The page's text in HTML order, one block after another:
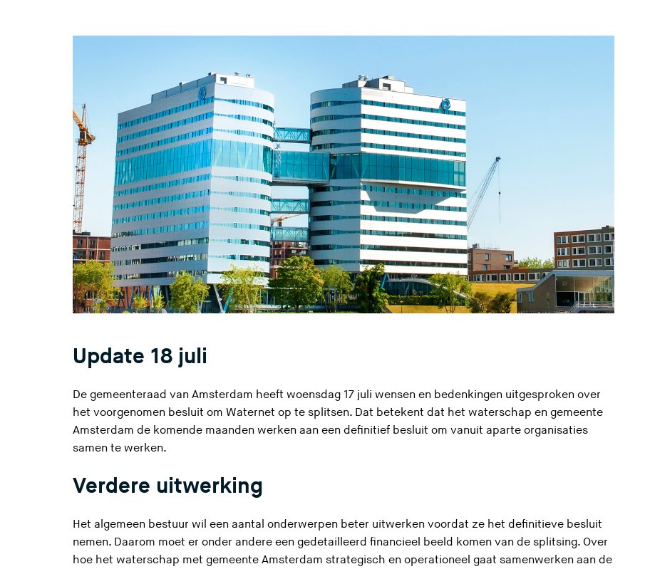
Update 18 juli
De gemeenteraad van Amsterdam heeft woensdag 17 juli wensen en bedenkingen uitgesproken over
het voorgenomen besluit om Waternet op te splitsen. Dat betekent dat het waterschap en gemeente
Amsterdam de komende maanden werken aan een definitief besluit om vanuit aparte organisaties
samen te werken.
Verdere uitwerking
Het algemeen bestuur wil een aantal onderwerpen beter uitwerken voordat ze het definitieve besluit
nemen. Daarom moet er onder andere een gedetailleerd financieel beeld komen van de splitsing. Over
hoe het waterschap met gemeente Amsterdam strategisch en operationeel gaat samenwerken aan de